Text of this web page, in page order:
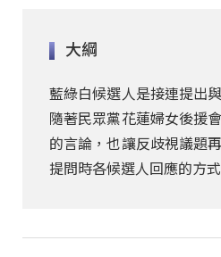
大綱
藍綠白候選人是接連提出
隨著民眾黨花蓮婦女後援
的言論，也讓反歧視議題
提問時各候選人回應的方